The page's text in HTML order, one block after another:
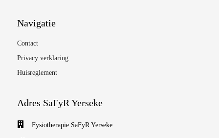
Navigatie
Contact
Privacy verklaring
Huisreglement
Adres SaFyR Yerseke
Fysiotherapie SaFyR Yerseke